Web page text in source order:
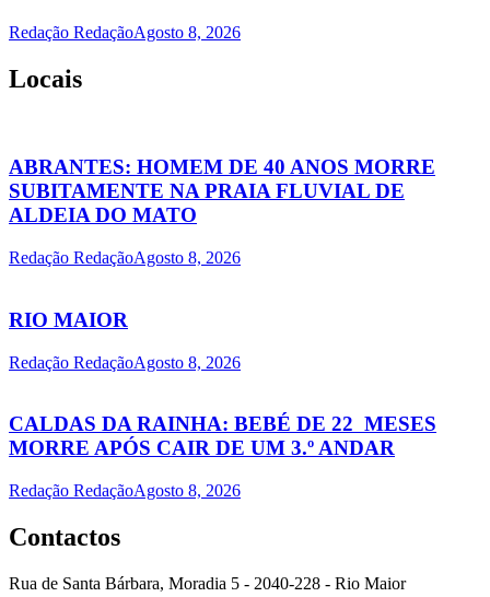
Redação RedaçãoAgosto 8, 2026
Locais
ABRANTES: HOMEM DE 40 ANOS MORRE
SUBITAMENTE NA PRAIA FLUVIAL DE
ALDEIA DO MATO
Redação RedaçãoAgosto 8, 2026
RIO MAIOR
Redação RedaçãoAgosto 8, 2026
CALDAS DA RAINHA: BEBÉ DE 22 MESES
MORRE APÓS CAIR DE UM 3.º ANDAR
Redação RedaçãoAgosto 8, 2026
Contactos
Rua de Santa Bárbara, Moradia 5 - 2040-228 - Rio Maior